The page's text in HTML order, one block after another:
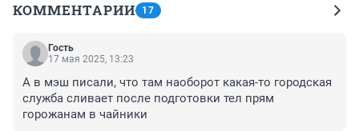
КОММЕНТАРИИ 17
Гость
17 мая 2025, 13:23
А в мэш писали, что там наоборот какая-то городская
служба сливает после подготовки тел прям
горожанам в чайники